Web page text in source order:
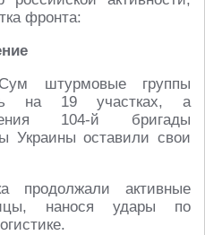
фронта:
штурмовые группы
на 19 участках, а
104-й бригады
Украины оставили свои
продолжали активные
нанося удары по